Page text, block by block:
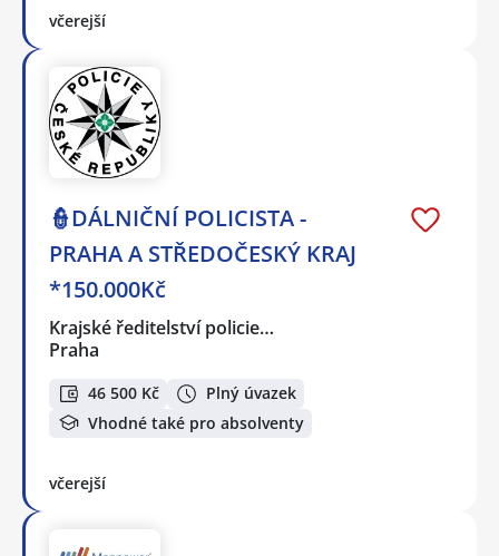
včerejší
👮DÁLNIČNÍ POLICISTA -
PRAHA A STŘEDOČESKÝ KRAJ
*150.000Kč
Krajské ředitelství policie…
Praha
46 500 Kč
Plný úvazek
Vhodné také pro absolventy
včerejší